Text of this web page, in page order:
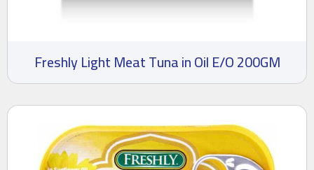
Freshly Light Meat Tuna in Oil E/O 200GM